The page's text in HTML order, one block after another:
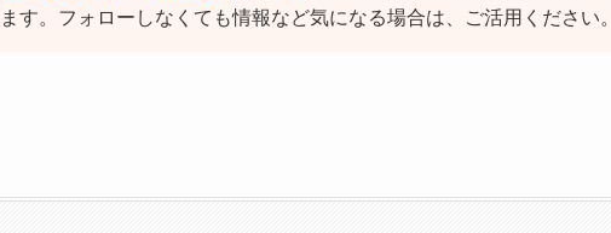
す。フォローしなくても情報など気になる場合は、ご活用ください。